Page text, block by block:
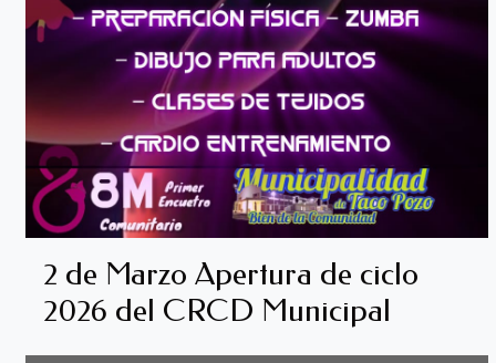
2 de Marzo Apertura de ciclo
2026 del CRCD Municipal